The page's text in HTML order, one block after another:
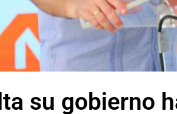
su gobierno